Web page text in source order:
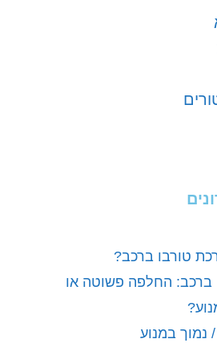
טורבו ברכב?
ברכב: החלפה פשוטה או
נמוך במנוע